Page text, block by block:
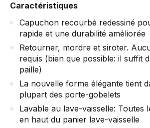
Caractéristiques
Capuchon recourbé redessiné
rapide et une durabilité améliorée
Retourner, mordre et siroter.
requis (bien que possible: il suffit
paille)
La nouvelle forme élégante tient
plupart des porte-gobelets
Lavable au lave-vaisselle: Toutes
en haut du panier lave-vaisselle